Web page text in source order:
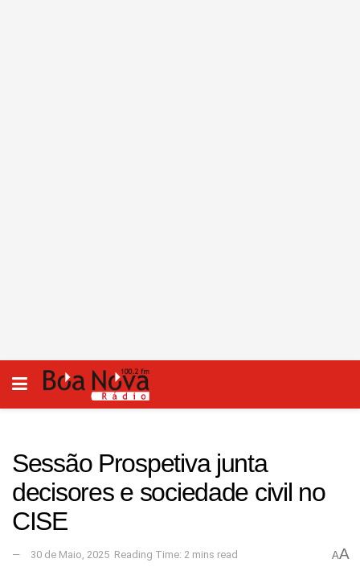
Sessão Prospetiva junta
decisores e sociedade civil no
CISE
30 de Maio, 2025 Reading Time: 2 mins read AA